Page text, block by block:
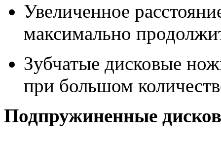
Увеличенное
максимально
Зубчатые дисковые
при большом
Подпружиненные